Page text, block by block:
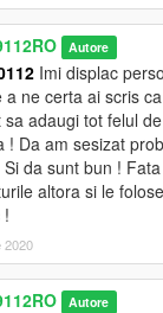
Autore
Imi displac
a ne certa ai scris
sa adaugi tot felul
! Da am sesizat
da sunt bun !
altora si le
!
2020
Autore